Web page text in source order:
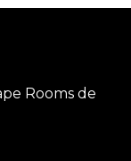
Rooms de